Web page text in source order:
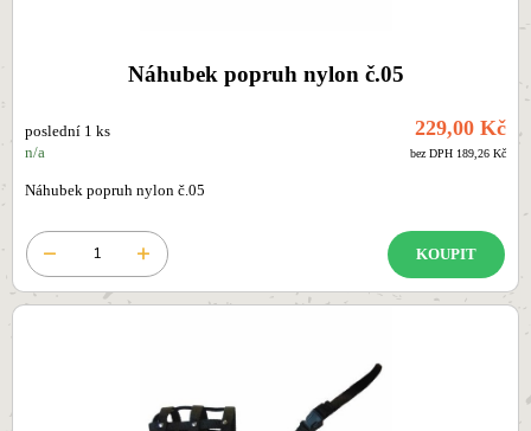
Náhubek popruh nylon č.05
poslední 1 ks
n/a
229,00 Kč
bez DPH 189,26 Kč
Náhubek popruh nylon č.05
KOUPIT